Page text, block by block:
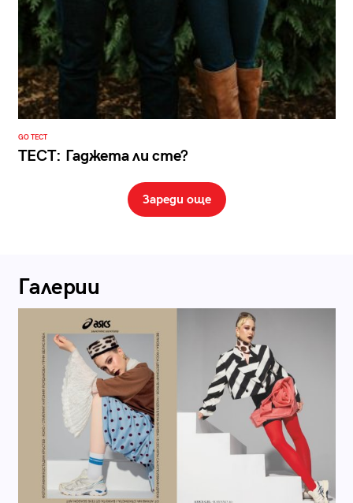
GO ТЕСТ
ТЕСТ: Гаджета ли сте?
Зареди още
Галерии